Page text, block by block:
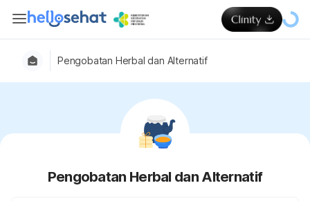
Pengobatan Herbal dan Alternatif
Pengobatan Herbal dan Alternatif